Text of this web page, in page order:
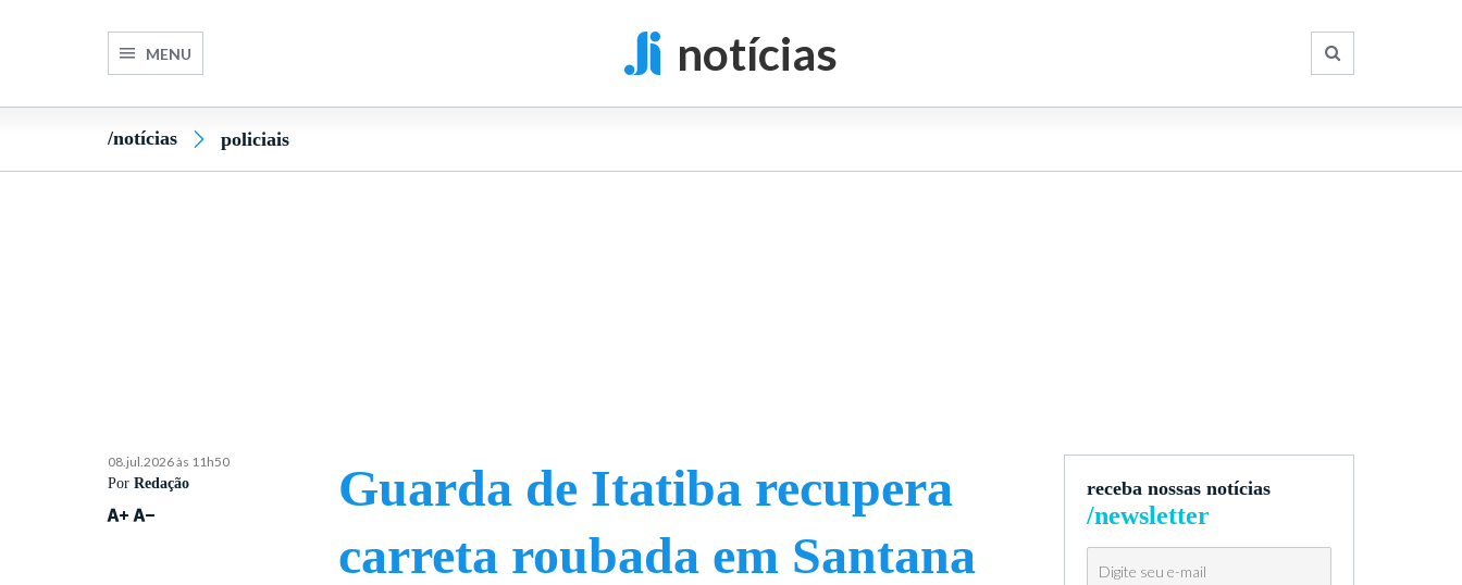
MENU notícias
/notícias policiais
08.jul.2026 às 11h50
PorRedação
Guarda de Itatiba recupera
carreta roubada em Santana
receba nossas notícias
/newsletter